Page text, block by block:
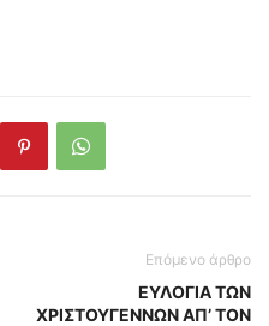
Επόμενο άρθρο
ΕΥΛΟΓΙΑ ΤΩΝ
ΧΡΙΣΤΟΥΓΕΝΝΩΝ ΑΠ’ ΤΟΝ